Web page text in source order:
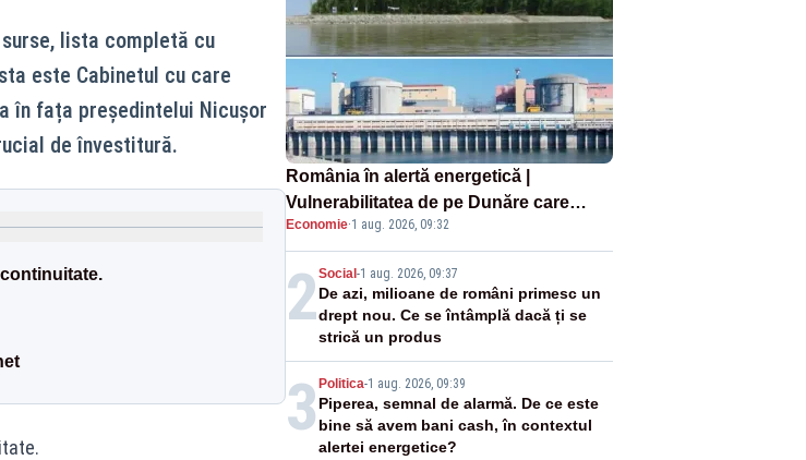
lista completă cu
este Cabinetul cu care
în fața președintelui Nicușor
de învestitură.
România în alertă energetică |
Vulnerabilitatea de pe Dunăre care
pune în pericol Centrala Cernavodă era
cunoscută de pe vremea lui Ceaușescu
Economie·1 aug. 2026, 09:32
2Social -1 aug. 2026, 09:37
De azi, milioane de români primesc un
drept nou. Ce se întâmplă dacă ți se
strică un produs
3 Politica-1 aug. 2026, 09:39
Piperea, semnal de alarmă. De ce este
bine să avem bani cash, în contextul
alertei energetice?